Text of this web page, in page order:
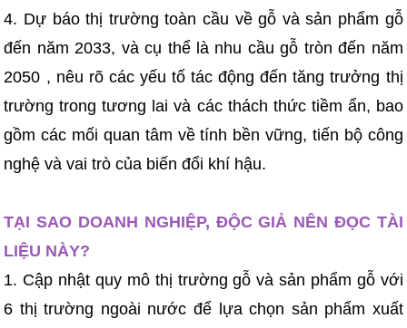
4. Dự báo thị trường toàn cầu về gỗ và sản phẩm gỗ
đến năm 2033, và cụ thể là nhu cầu gỗ tròn đến năm
2050 , nêu rõ các yếu tố tác động đến tăng trưởng thị
trường trong tương lai và các thách thức tiềm ẩn, bao
gồm các mối quan tâm về tính bền vững, tiến bộ công
nghệ và vai trò của biến đổi khí hậu.
TẠI SAO DOANH NGHIỆP, ĐỘC GIẢ NÊN ĐỌC TÀI
LIỆU NÀY?
1. Cập nhật quy mô thị trường gỗ và sản phẩm gỗ với
6 thị trường ngoài nước để lựa chọn sản phẩm xuất